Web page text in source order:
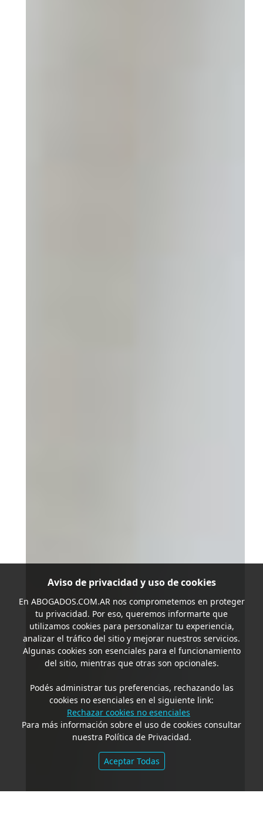
Aviso de privacidad y uso de cookies
En ABOGADOS.COM.ARnos comprometemos en proteger
tu privacidad. Por eso, queremos informarte que
utilizamos cookies para personalizar tu experiencia,
analizar el tráfico del sitio y mejorar nuestros servicios.
Algunas cookies son esenciales para el funcionamiento
del sitio, mientras que otras son opcionales.
Podés administrar tus preferencias, rechazando las
cookies no esenciales en el siguiente link:
Rechazar cookies no esenciales
Para más información sobre el uso de cookies consultar
nuestra Política de Privacidad.
Aceptar Todas